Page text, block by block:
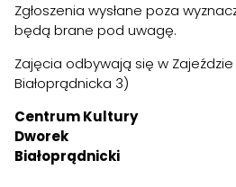
Zgłoszenia wysłane poza
będą brane pod uwagę.
Zajęcia odbywają się w
Białoprądnicka 3)
Centrum Kultury
Dworek
Białoprądnicki